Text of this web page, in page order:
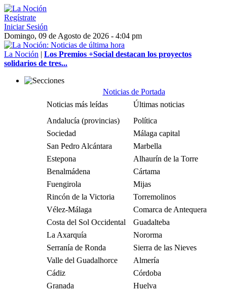
Regístrate
Iniciar Sesión
Domingo, 09 de Agosto de 2026 - 4:04 pm
La Noción | Los Premios +Social destacan los proyectos
solidarios de tres...
Noticias de Portada
Noticias más leídas
Últimas noticias
Andalucía (provincias)
Política
Sociedad
Málaga capital
San Pedro Alcántara
Marbella
Estepona
Alhaurín de la Torre
Benalmádena
Cártama
Fuengirola
Mijas
Rincón de la Victoria
Torremolinos
Vélez-Málaga
Comarca de Antequera
Costa del Sol Occidental
Guadalteba
La Axarquía
Nororma
Serranía de Ronda
Sierra de las Nieves
Valle del Guadalhorce
Almería
Cádiz
Córdoba
Granada
Huelva